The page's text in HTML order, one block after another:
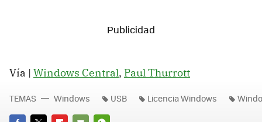
Vía | Windows Central, Paul Thurrott
TEMAS Windows USB Licencia Windows